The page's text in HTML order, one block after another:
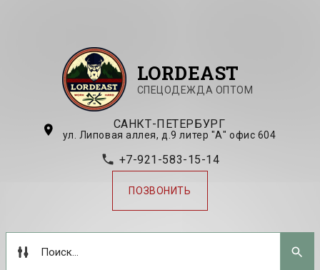
LORDEAST
СПЕЦОДЕЖДА ОПТОМ
САНКТ-ПЕТЕРБУРГ
ул. Липовая аллея, д.9 литер "А" офис 604
+7-921-583-15-14
ПОЗВОНИТЬ